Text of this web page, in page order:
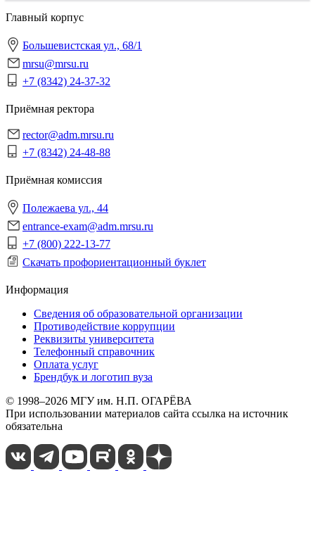
Главный корпус
Большевистская ул., 68/1
mrsu@mrsu.ru
+7 (8342) 24-37-32
Приёмная ректора
rector@adm.mrsu.ru
+7 (8342) 24-48-88
Приёмная комиссия
Полежаева ул., 44
entrance-exam@adm.mrsu.ru
+7 (800) 222-13-77
Скачать профориентационный буклет
Информация
Сведения об образовательной организации
Противодействие коррупции
Реквизиты университета
Телефонный справочник
Оплата услуг
Брендбук и логотип вуза
© 1998–2026 МГУ им. Н.П. ОГАРЁВА
При использовании материалов сайта ссылка на источник
обязательна